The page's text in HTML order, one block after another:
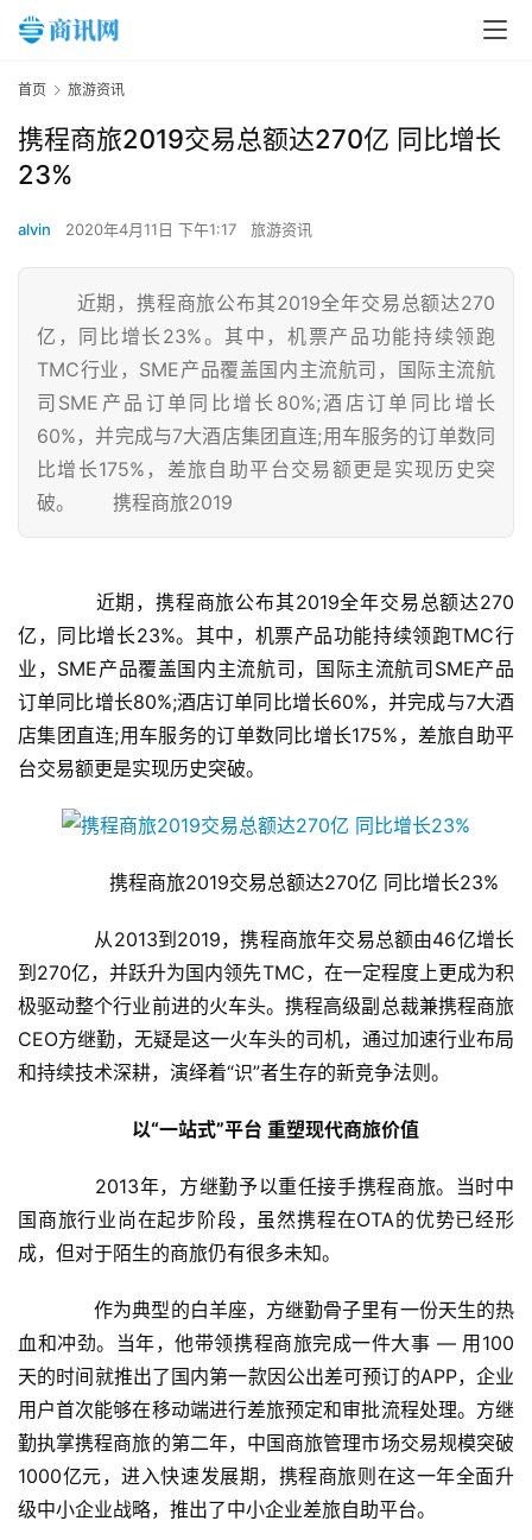
首页 旅游资讯
携程商旅2019交易总额达270亿 同比增长
23%
alvin 2020年4月11日 下午1:17 旅游资讯
近期，携程商旅公布其2019全年交易总额达270
亿，同比增长23%。其中，机票产品功能持续领跑
TMC行业，SME产品覆盖国内主流航司，国际主流航
司SME产品订单同比增长80%;酒店订单同比增长
60%，并完成与7大酒店集团直连;用车服务的订单数同
比增长175%，差旅自助平台交易额更是实现历史突
破。 携程商旅2019
近期，携程商旅公布其2019全年交易总额达270
亿，同比增长23%。其中，机票产品功能持续领跑TMC行
业，SME产品覆盖国内主流航司，国际主流航司SME产品
订单同比增长80%;酒店订单同比增长60%，并完成与7大酒
店集团直连;用车服务的订单数同比增长175%，差旅自助平
台交易额更是实现历史突破。
携程商旅2019交易总额达270亿 同比增长23%
从2013到2019，携程商旅年交易总额由46亿增长
到270亿，并跃升为国内领先TMC，在一定程度上更成为积
极驱动整个行业前进的火车头。携程高级副总裁兼携程商旅
CEO方继勤，无疑是这一火车头的司机，通过加速行业布局
和持续技术深耕，演绎着“识”者生存的新竞争法则。
以“一站式”平台 重塑现代商旅价值
2013年，方继勤予以重任接手携程商旅。当时中
国商旅行业尚在起步阶段，虽然携程在OTA的优势已经形
成，但对于陌生的商旅仍有很多未知。
作为典型的白羊座，方继勤骨子里有一份天生的热
血和冲劲。当年，他带领携程商旅完成一件大事 — 用100
天的时间就推出了国内第一款因公出差可预订的APP，企业
用户首次能够在移动端进行差旅预定和审批流程处理。方继
勤执掌携程商旅的第二年，中国商旅管理市场交易规模突破
1000亿元，进入快速发展期，携程商旅则在这一年全面升
级中小企业战略，推出了中小企业差旅自助平台。